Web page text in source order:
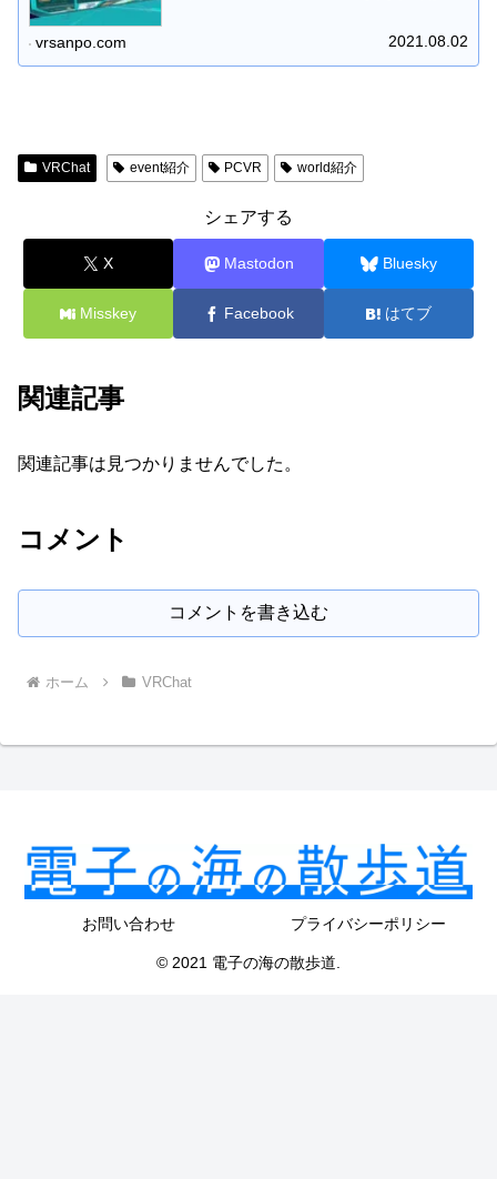
vrsanpo.com 2021.08.02
VRChat event紹介 PCVR world紹介
シェアする
X Mastodon Bluesky
Misskey Facebook はてブ
関連記事
関連記事は見つかりませんでした。
コメント
コメントを書き込む
ホーム VRChat
お問い合わせ プライバシーポリシー
© 2021 電子の海の散歩道.